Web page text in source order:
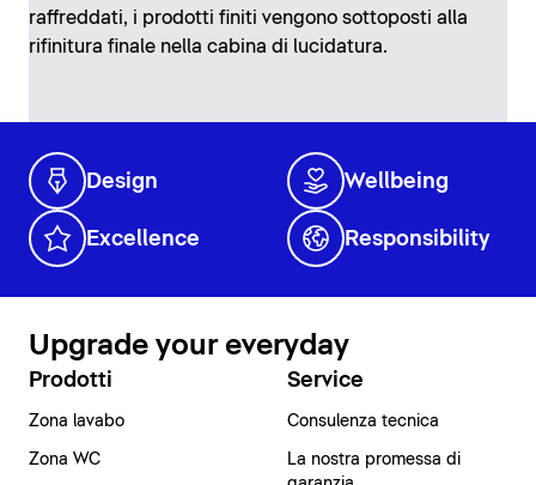
raffreddati, i prodotti finiti vengono sottoposti alla
rifinitura finale nella cabina di lucidatura.
Design Wellbeing
Excellence Responsibility
Upgrade your everyday
Prodotti
Zona lavabo
Zona WC
Service
Consulenza tecnica
La nostra promessa di